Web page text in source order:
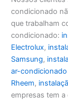
condicionado
que trabalham
condicionado:
Electrolux,
Samsung,
ar-
Rheem,
empresas tem